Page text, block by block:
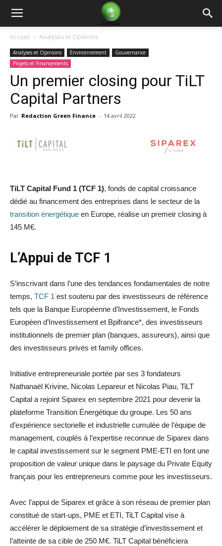
Green
Finance
Accueil Analyses et Opinions
Analyses et Opinions Environnement
Gouvernance
Projets et Financements
Un premier closing pour TiLT
Capital Partners
Par Redaction Green Finance - 14 avril 2022
TiLT Capital Fund 1 (TCF 1), fonds de capital croissance
dédié au financement des entreprises dans le secteur de la
transition énergétique en Europe, réalise un premeir closing à
145 M€.
L’Appui de TCF 1
S’inscrivant dans l’une des tendances fondamentales de notre
temps, TCF 1 est soutenu par des investisseurs de référence
tels que la Banque Européenne d’Investissement, le Fonds
Européen d’Investissement et Bpifrance*, des investisseurs
institutionnels de premier plan (banques, assureurs), ainsi que
des investisseurs privés et family offices.
Initiative entrepreneuriale portée par ses 3 fondateurs
Nathanaël Krivine, Nicolas Lepareur et Nicolas Piau, TiLT
Capital a rejoint Siparex en septembre 2021 pour devenir la
plateforme Transition Énergétique du groupe. Les 50 ans
d’expérience sectorielle et industrielle cumulée de l’équipe de
management, couplés à l’expertise reconnue de Siparex dans
le capital investissement sur le segment PME-ETI en font une
proposition de valeur unique dans le paysage du Private Equity
français pour les entrepreneurs comme pour les investisseurs.
Avec l’appui de Siparex et grâce à son réseau de premier plan
constitué de start-ups, PME et ETI, TiLT Capital vise à
accélérer le déploiement de sa stratégie d’investissement et
l’atteinte de sa cible de 250 M€. TiLT Capital bénéficiera